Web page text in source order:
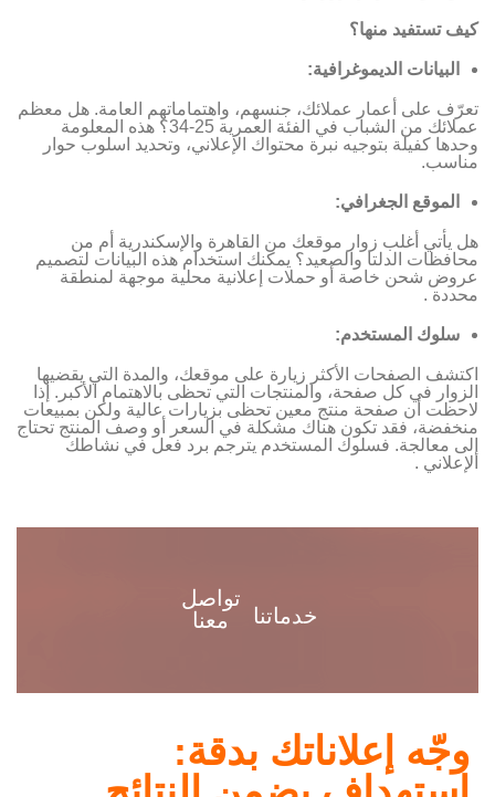
كيف تستفيد منها؟
البيانات الديموغرافية:
تعرّف على أعمار عملائك، جنسهم، واهتماماتهم العامة. هل معظم
عملائك من الشباب في الفئة العمرية 25-34؟ هذه المعلومة
وحدها كفيلة بتوجيه نبرة محتواك الإعلاني، وتحديد اسلوب حوار
مناسب.
الموقع الجغرافي:
هل يأتي أغلب زوار موقعك من القاهرة والإسكندرية أم من
محافظات الدلتا والصعيد؟ يمكنك استخدام هذه البيانات لتصميم
عروض شحن خاصة أو حملات إعلانية محلية موجهة لمنطقة
محددة .
سلوك المستخدم:
اكتشف الصفحات الأكثر زيارة على موقعك، والمدة التي يقضيها
الزوار في كل صفحة، والمنتجات التي تحظى بالاهتمام الأكبر. إذا
لاحظت أن صفحة منتج معين تحظى بزيارات عالية ولكن بمبيعات
منخفضة، فقد تكون هناك مشكلة في السعر أو وصف المنتج تحتاج
إلى معالجة. فسلوك المستخدم يترجم برد فعل في نشاطك
الإعلاني .
خدماتنا
تواصل
معنا
وجّه إعلاناتك بدقة: